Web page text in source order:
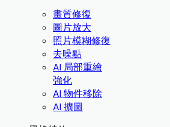
畫質修復
圖片放大
照片模糊修復
去噪點
AI 局部重繪
強化
AI 物件移除
AI 擴圖